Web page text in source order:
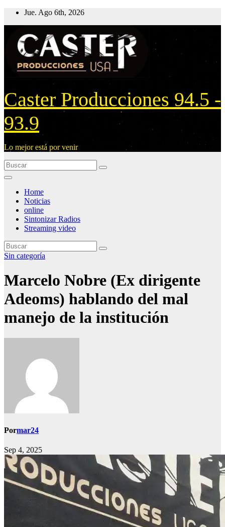
Jue. Ago 6th, 2026
Caster Producciones 94.5 -
93.9
Lo mejor está por venir
Home
Noticias
online
Sintonizar Radios
Streaming video
Sin categoría
Marcelo Nobre (Ex dirigente
Adeoms) hablando del mal
manejo de la institución
Pormar24
Sep 4, 2025